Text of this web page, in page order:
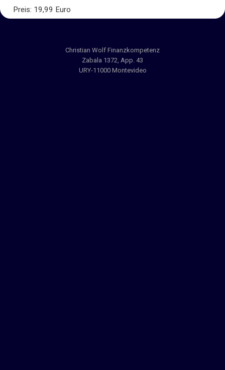
Preis: 19,99 Euro
Christian Wolf Finanzkompetenz
Zabala 1372, App. 43
URY-11000 Montevideo